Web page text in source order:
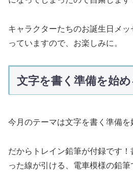
キャラクターたちのお誕生日メ
っていますので、お楽しみに。
文字を書く準備を始め
今月のテーマは文字を書く準備を
だからトレイン鉛筆が付録です
った線が引ける、電車模様の鉛筆